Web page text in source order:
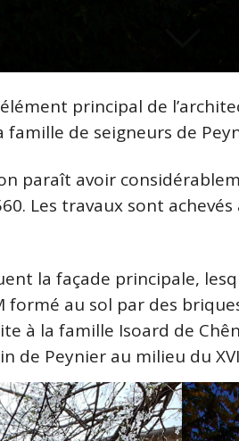
principal de
famille de seigneurs de
paraît avoir
Les travaux sont
la façade principale,
formé au sol par des
à la famille Isoard de
de Peynier au milieu du